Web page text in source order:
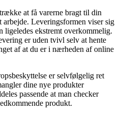
at få varerne bragt til din
Leveringsformen viser sig
ligeledes ekstremt overkommelig.
er uden tvivl selv at hente
af at du er i nærheden af online
er selvfølgelig ret
dine nye produkter
passende at man checker
produkt.